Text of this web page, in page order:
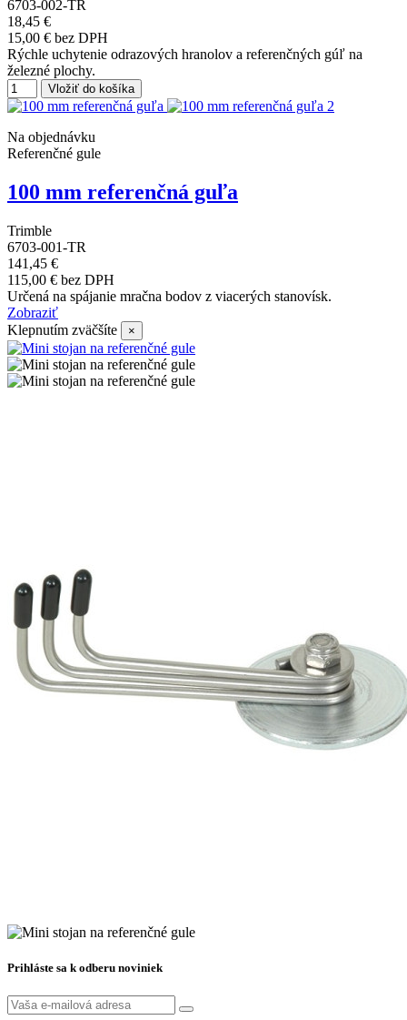
6703-002-TR
18,45 €
15,00 € bez DPH
Rýchle uchytenie odrazových hranolov a referenčných gúľ na
železné plochy.
Vložiť do košíka
Na objednávku
Referenčné gule
100 mm referenčná guľa
Trimble
6703-001-TR
141,45 €
115,00 € bez DPH
Určená na spájanie mračna bodov z viacerých stanovísk.
Zobraziť
Klepnutím zväčšíte
×
Prihláste sa k odberu noviniek